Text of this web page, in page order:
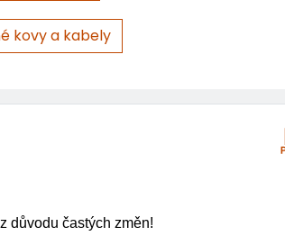
kovy a kabely
důvodu častých změn!